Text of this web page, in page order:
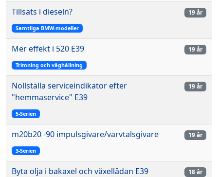
Tillsats i dieseln?
Samtliga BMW-modeller
19 år
Mer effekt i 520 E39
Trimning och väghållning
19 år
Nollställa serviceindikator efter
"hemmaservice" E39
5-Serien
19 år
m20b20 -90 impulsgivare/varvtalsgivare
3-Serien
19 år
Byta olja i bakaxel och växellådan E39 18 år